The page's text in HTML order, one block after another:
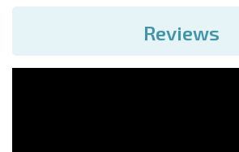
Reviews